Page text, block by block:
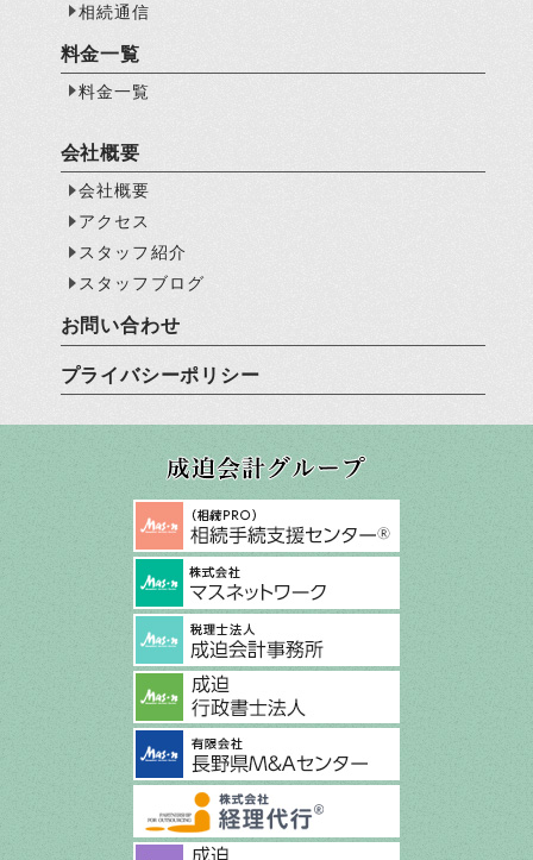
相続通信
料金一覧
料金一覧
会社概要
会社概要
アクセス
スタッフ紹介
スタッフブログ
お問い合わせ
プライバシーポリシー